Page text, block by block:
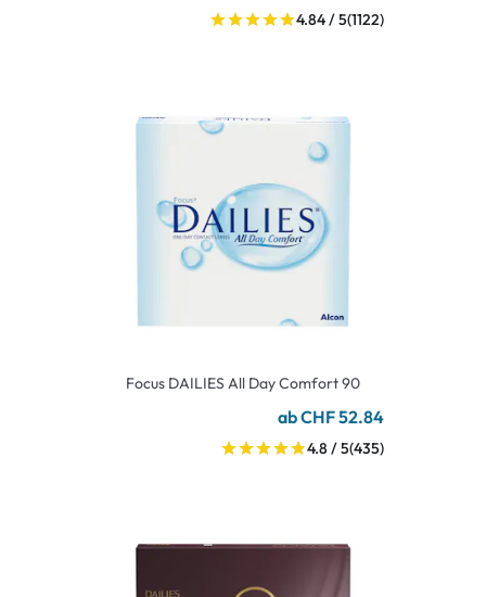
4.84 / 5(1122)
Focus DAILIES All Day Comfort 90
ab CHF 52.84
4.8 / 5(435)